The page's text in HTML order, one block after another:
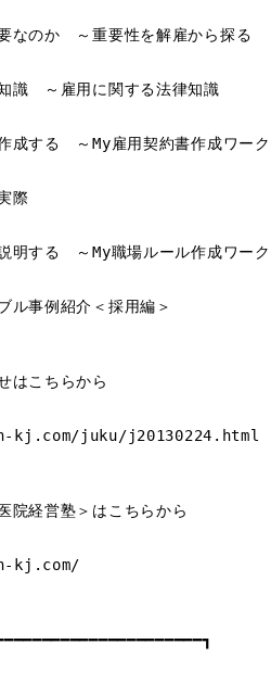
のか　～重要性を解雇から探る
　～雇用に関する法律知識
する　～My雇用契約書作成ワー
際
する　～My職場ルール作成ワー
事例紹介＜採用編＞
はこちらから
juku/j20130224.html
院経営塾＞はこちらから